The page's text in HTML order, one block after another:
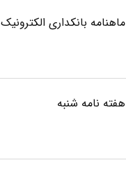
ماهنامه بانکداری الکترونیک
هفته نامه شنبه